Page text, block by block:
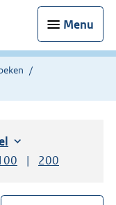
Menu
op:
oplopend
pagina
per pagina
resultaten per
Toon
200